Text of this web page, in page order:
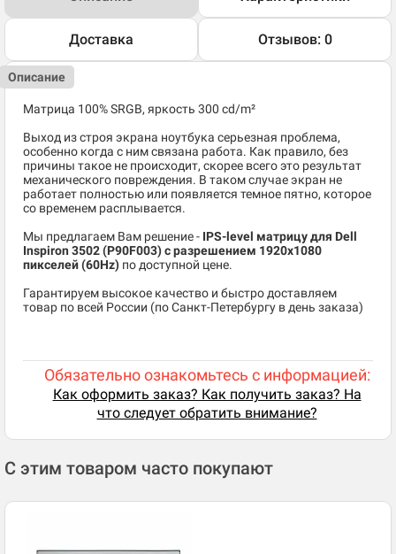
Доставка Отзывов: 0
Описание
Матрица 100% SRGB, яркость 300 cd/m²
Выход из строя экрана ноутбука серьезная проблема,
особенно когда с ним связана работа. Как правило, без
причины такое не происходит, скорее всего это результат
механического повреждения. В таком случае экран не
работает полностью или появляется темное пятно, которое
со временем расплывается.
Мы предлагаем Вам решение - IPS-level матрицу для Dell
Inspiron 3502 (P90F003) c разрешением 1920x1080
пикселей (60Hz) по доступной цене.
Гарантируем высокое качество и быстро доставляем
товар по всей России (по Санкт-Петербургу в день заказа)
Обязательно ознакомьтесь с информацией:
Как оформить заказ? Как получить заказ? На
что следует обратить внимание?
С этим товаром часто покупают